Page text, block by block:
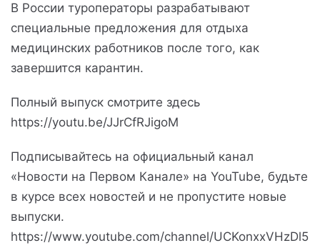
В России туроператоры разрабатывают
специальные предложения для отдыха
медицинских работников после того, как
завершится карантин.
Полный выпуск смотрите здесь
https://youtu.be/JJrCfRJigoM
Подписывайтесь на официальный канал
«Новости на Первом Канале» на YouTube, будьте
в курсе всех новостей и не пропустите новые
выпуски.
https://www.youtube.com/channel/UCKonxxVHzDl5